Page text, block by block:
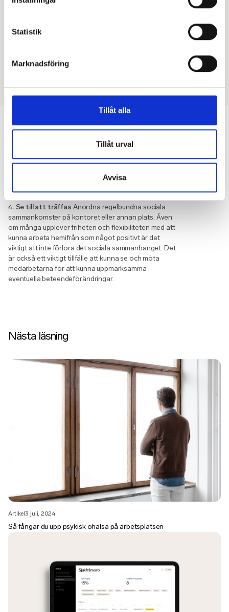
Statistik
Marknadsföring
Tillåt alla
Tillåt urval
Avvisa
framkommer efter genomförda hälsoundersökningar.
Motivationen att svara på olika frågebatterier ökar
om medarbetarna upplever att svaren tas på allvar
och leder till utveckling och förbättring. Låt gärna
åtgärder. Det skapar motivation, delaktighet och blir
en naturlig plattform att prata kring hälsa.
4. Se till att träffas Anordna regelbundna sociala
sammankomster på kontoret eller annan plats. Även
om många upplever friheten och flexibiliteten med att
kunna arbeta hemifrån som något positivt är det
viktigt att inte förlora det sociala sammanhanget. Det
är också ett viktigt tillfälle att kunna se och möta
medarbetarna för att kunna uppmärksamma
eventuella beteendeförändringar.
Nästa läsning
Artikel3 juli, 2024
Så fångar du upp psykisk ohälsa på arbetsplatsen